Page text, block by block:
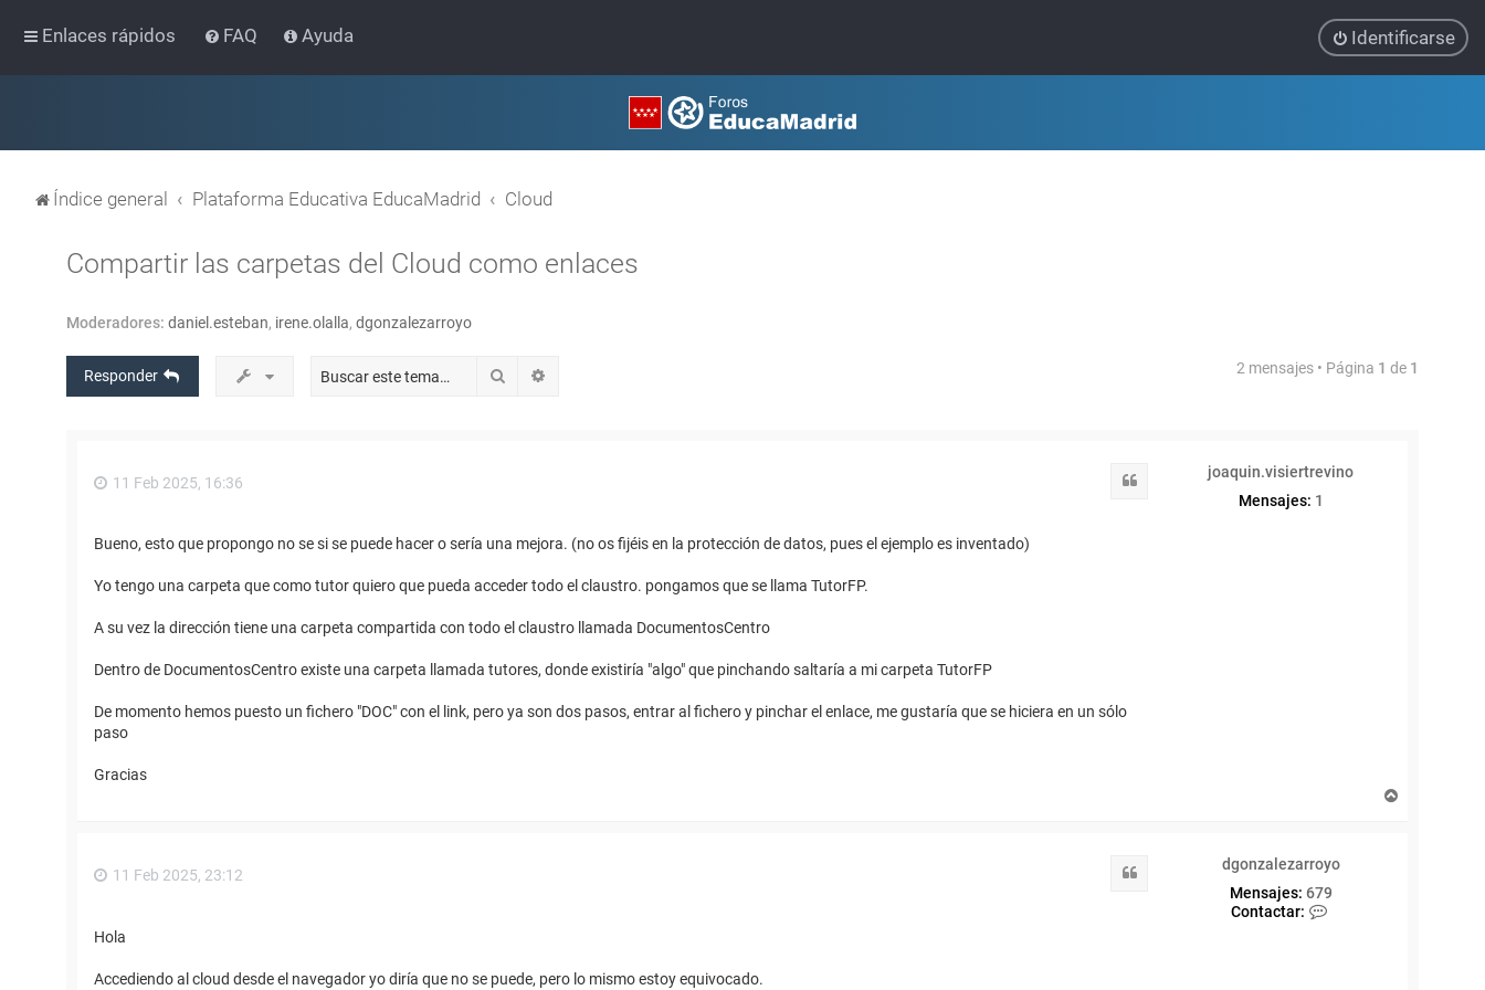
Enlaces rápidos FAQ Ayuda Identificarse
Índice general Plataforma Educativa EducaMadrid Cloud
Compartir las carpetas del Cloud como enlaces
Moderadores: daniel.esteban, irene.olalla, dgonzalezarroyo
Responder Buscar 2 mensajes • Página 1 de 1
joaquin.visiertrevino
Mensajes: 1
11 Feb 2025, 16:36
Bueno, esto que propongo no se si se puede hacer o sería una mejora. (no os fijéis en la protección de datos, pues el ejemplo es inventado)
Yo tengo una carpeta que como tutor quiero que pueda acceder todo el claustro. pongamos que se llama TutorFP.
A su vez la dirección tiene una carpeta compartida con todo el claustro llamada DocumentosCentro
Dentro de DocumentosCentro existe una carpeta llamada tutores, donde existiría "algo" que pinchando saltaría a mi carpeta TutorFP
De momento hemos puesto un fichero "DOC" con el link, pero ya son dos pasos, entrar al fichero y pinchar el enlace, me gustaría que se hiciera en un sólo
paso
Gracias
dgonzalezarroyo
Mensajes: 679
Contactar:
11 Feb 2025, 23:12
Hola
Accediendo al cloud desde el navegador yo diría que no se puede, pero lo mismo estoy equivocado.